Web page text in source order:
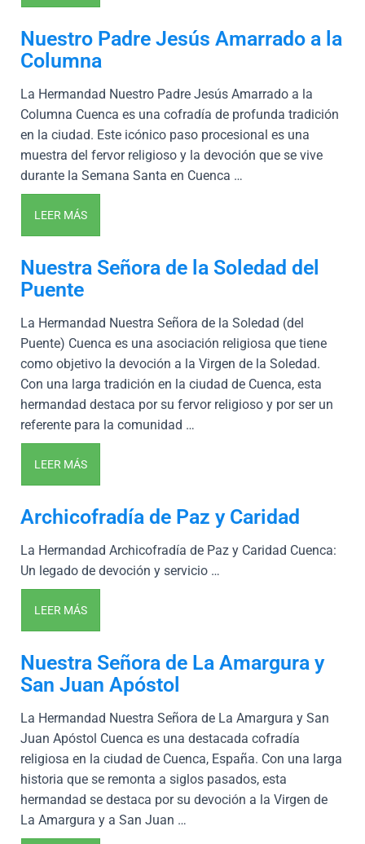
Nuestro Padre Jesús Amarrado a la
Columna
La Hermandad Nuestro Padre Jesús Amarrado a la
Columna Cuenca es una cofradía de profunda tradición
en la ciudad. Este icónico paso procesional es una
muestra del fervor religioso y la devoción que se vive
durante la Semana Santa en Cuenca …
LEER MÁS
Nuestra Señora de la Soledad del
Puente
La Hermandad Nuestra Señora de la Soledad (del
Puente) Cuenca es una asociación religiosa que tiene
como objetivo la devoción a la Virgen de la Soledad.
Con una larga tradición en la ciudad de Cuenca, esta
hermandad destaca por su fervor religioso y por ser un
referente para la comunidad …
LEER MÁS
Archicofradía de Paz y Caridad
La Hermandad Archicofradía de Paz y Caridad Cuenca:
Un legado de devoción y servicio …
LEER MÁS
Nuestra Señora de La Amargura y
San Juan Apóstol
La Hermandad Nuestra Señora de La Amargura y San
Juan Apóstol Cuenca es una destacada cofradía
religiosa en la ciudad de Cuenca, España. Con una larga
historia que se remonta a siglos pasados, esta
hermandad se destaca por su devoción a la Virgen de
La Amargura y a San Juan …